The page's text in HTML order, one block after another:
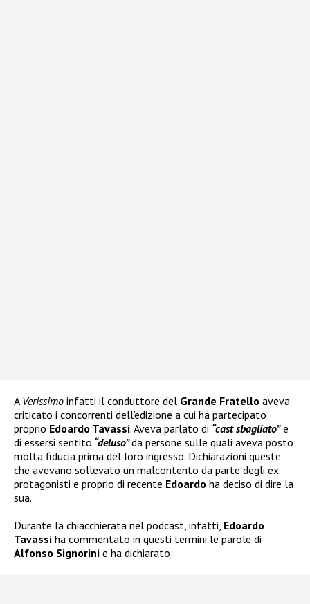
A Verissimo infatti il conduttore del Grande Fratello aveva
criticato i concorrenti dell’edizione a cui ha partecipato
proprio Edoardo Tavassi. Aveva parlato di “cast sbagliato”e
di essersi sentito “deluso”da persone sulle quali aveva posto
molta fiducia prima del loro ingresso. Dichiarazioni queste
che avevano sollevato un malcontento da parte degli ex
protagonisti e proprio di recente Edoardo ha deciso di dire la
sua.
Durante la chiacchierata nel podcast, infatti, Edoardo
Tavassi ha commentato in questi termini le parole di
Alfonso Signorini e ha dichiarato: